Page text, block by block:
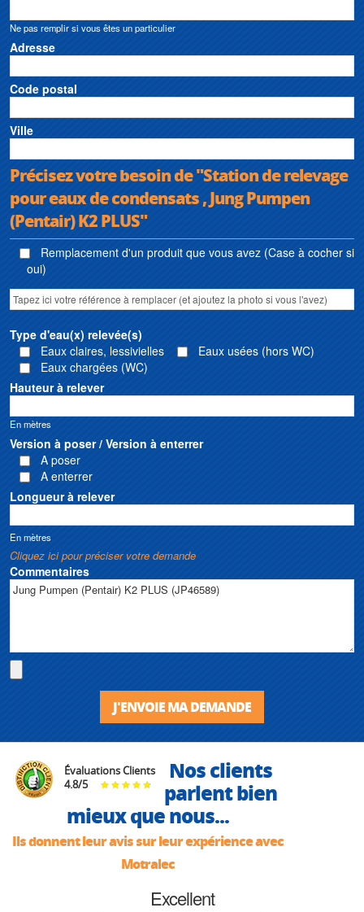
Ne pas remplir si vous êtes un particulier
Adresse
Code postal
Ville
Précisez votre besoin de "Station de relevage
pour eaux de condensats , Jung Pumpen
(Pentair) K2 PLUS"
Remplacement d'un produit que vous avez (Case à cocher si
oui)
Type d'eau(x) relevée(s)
Eaux claires, lessivielles
Eaux usées (hors WC)
Eaux chargées (WC)
Hauteur à relever
En mètres
Version à poser / Version à enterrer
A poser
A enterrer
Longueur à relever
En mètres
Cliquez ici pour préciser votre demande
Commentaires
J'ENVOIE MA DEMANDE
Évaluations Clients
4.8/5
Nos clients
parlent bien
mieux que nous...
Ils donnent leur avis sur leur expérience avec
Motralec
Excellent